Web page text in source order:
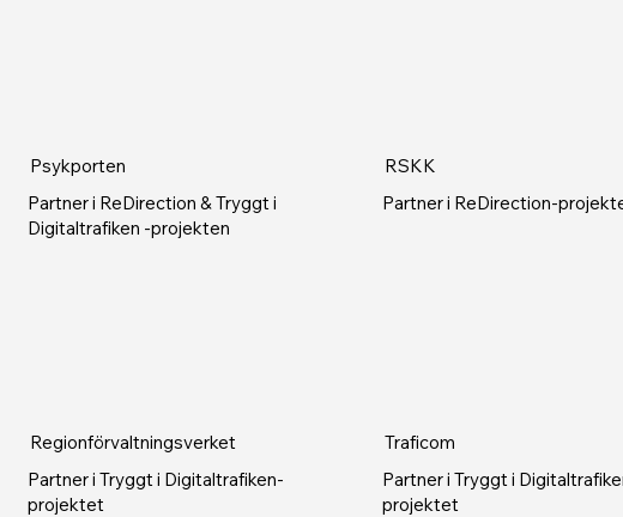
Psykporten
Partner i ReDirection & Tryggt i
Digitaltrafiken -projekten
RSKK
Partner i ReDirection-
Regionförvaltningsverket
Partner i Tryggt i Digitaltrafiken-
projektet
Traficom
Partner i Tryggt i
projektet